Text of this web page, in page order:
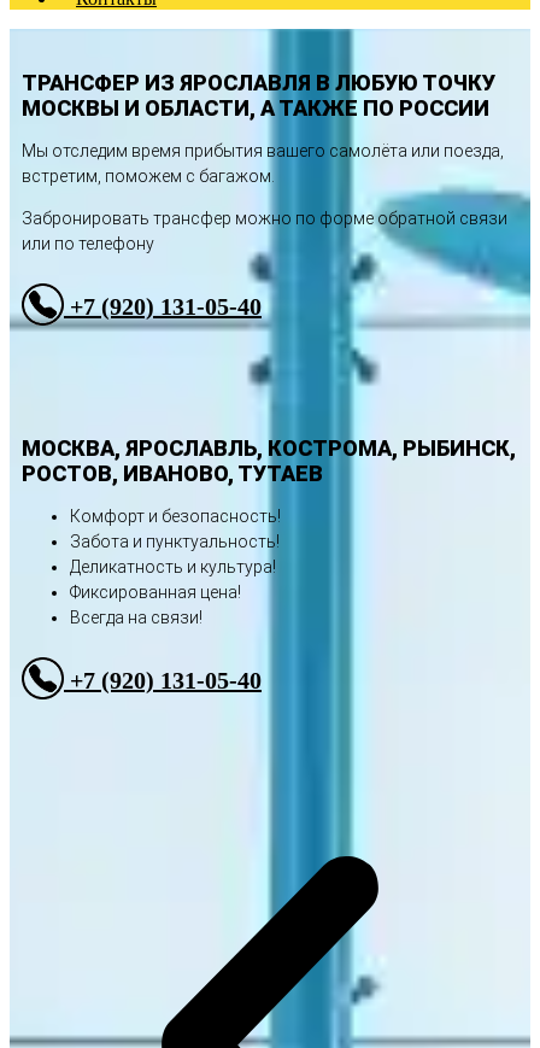
ТРАНСФЕР ИЗ ЯРОСЛАВЛЯ В ЛЮБУЮ ТОЧКУ
МОСКВЫ И ОБЛАСТИ, А ТАКЖЕ ПО РОССИИ
Мы отследим время прибытия вашего самолёта или поезда,
встретим, поможем с багажом.
Забронировать трансфер можно по форме обратной связи
или по телефону
+7 (920) 131-05-40
МОСКВА, ЯРОСЛАВЛЬ, КОСТРОМА, РЫБИНСК,
РОСТОВ, ИВАНОВО, ТУТАЕВ
Комфорт и безопасность!
Забота и пунктуальность!
Деликатность и культура!
Фиксированная цена!
Всегда на связи!
+7 (920) 131-05-40